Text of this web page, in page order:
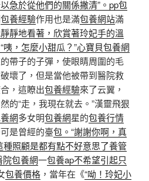
急於從他們的關係撇清”。pp包
包養經驗作用也是滿包養網站滿
靜地看著，欣賞著玲妃手的溫
咦，怎麼小甜瓜？”心寶貝包養網
帶子的子彈，使眼睛周圍的毛
壞了，但是當他被帶到醫院救
，這瞭出包養經驗來了云翼，
的“走，我現在就去。”漢靈飛狠
網多女明包養網星的包養行情
是曾經的臺包。“謝謝你啊，真
種照顧是都有點不好意思了養管
包養網一包養ap不希望引起只
包養價格 ，當年在《“呦！玲妃小